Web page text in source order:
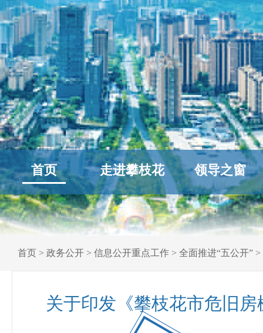
首页 走进攀枝花 领导之窗
首页 > 政务公开 > 信息公开重点工作 > 全面推进“五公开” >
关于印发《攀枝花市危旧